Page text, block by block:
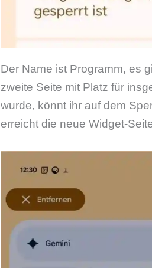
Der Name ist Programm, es
zweite Seite mit Platz für
wurde, könnt ihr auf dem
erreicht die neue Widget-